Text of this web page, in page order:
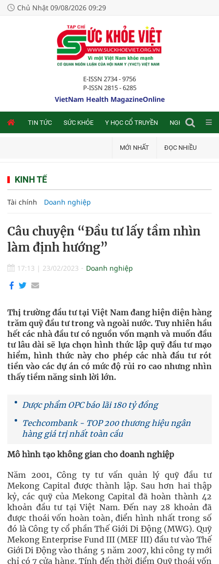
Chủ Nhật 09/08/2026 09:29
E-ISSN 2734 - 9756
P-ISSN 2815 - 6285
VietNam Health MagazineOnline
TIN TỨC SỨC KHỎE Y HỌC CỔ TRUYỀN NGHIÊN CỨU
MỚI NHẤT ĐỌC NHIỀU
KINH TẾ
Tài chính Doanh nghiệp
Câu chuyện “Đầu tư lấy tầm nhìn
làm định hướng”
17:13 | 23/02/2023 Doanh nghiệp
Thị trường đầu tư tại Việt Nam đang hiện diện hàng
trăm quỹ đầu tư trong và ngoài nước. Tuy nhiên hầu
hết các nhà đầu tư có nguồn vốn mạnh và muốn đầu
tư lâu dài sẽ lựa chọn hình thức lập quỹ đầu tư mạo
hiểm, hình thức này cho phép các nhà đầu tư rót
tiền vào các dự án có mức độ rủi ro cao nhưng nhìn
thấy tiềm năng sinh lời lớn.
Dược phẩm OPC báo lãi 180 tỷ đồng
Techcombank - TOP 200 thương hiệu ngân
hàng giá trị nhất toàn cầu
Mô hình tạo không gian cho doanh nghiệp
Năm 2001, Công ty tư vấn quản lý quỹ đầu tư
Mekong Capital được thành lập. Sau hơn hai thập
kỷ, các quỹ của Mekong Capital đã hoàn thành 42
khoản đầu tư tại Việt Nam. Đến nay 28 khoản đã
được thoái vốn hoàn toàn, điển hình nhất trong số
đó là Công ty cổ phần Thế Giới Di Động (MWG). Quỹ
Mekong Enterprise Fund III (MEF III) đầu tư vào Thế
Giới Di Động vào tháng 5 năm 2007, khi công ty mới
chỉ có 7 cửa hàng. Tính đến thời điểm Quỹ thoái vốn